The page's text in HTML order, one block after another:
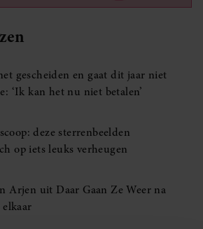
gescheiden en gaat dit jaar niet
‘Ik kan het nu niet betalen’
deze sterrenbeelden
op iets leuks verheugen
Arjen uit Daar Gaan Ze Weer na